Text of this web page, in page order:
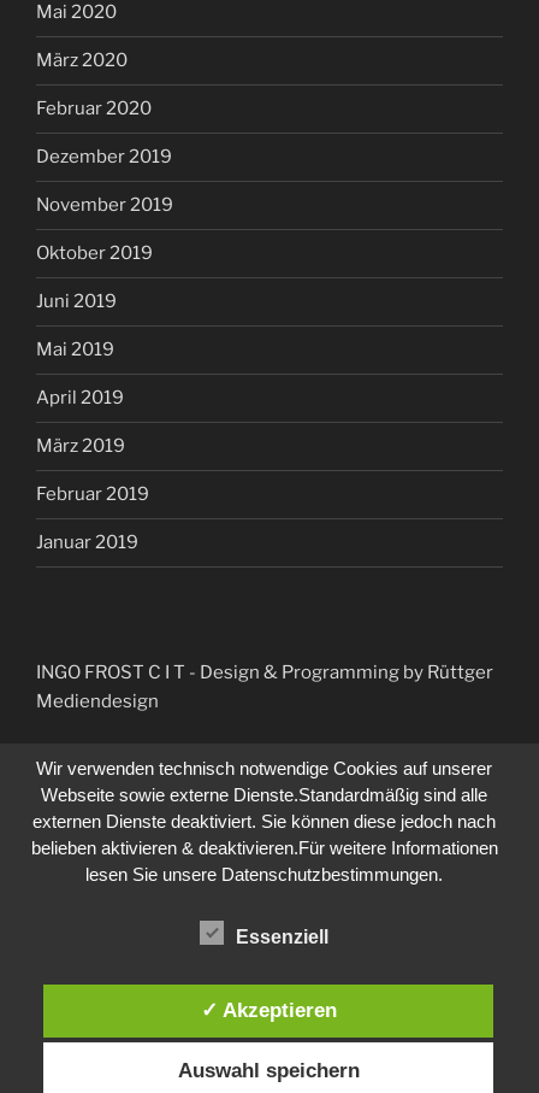
Mai 2020
März 2020
Februar 2020
Dezember 2019
November 2019
Oktober 2019
Juni 2019
Mai 2019
April 2019
März 2019
Februar 2019
Januar 2019
INGO FROST C I T - Design & Programming by Rüttger
Mediendesign
Wir verwenden technisch notwendige Cookies auf unserer
Webseite sowie externe Dienste.Standardmäßig sind alle
externen Dienste deaktiviert. Sie können diese jedoch nach
belieben aktivieren & deaktivieren.Für weitere Informationen
lesen Sie unsere Datenschutzbestimmungen.
Essenziell
✓ Akzeptieren
Auswahl speichern